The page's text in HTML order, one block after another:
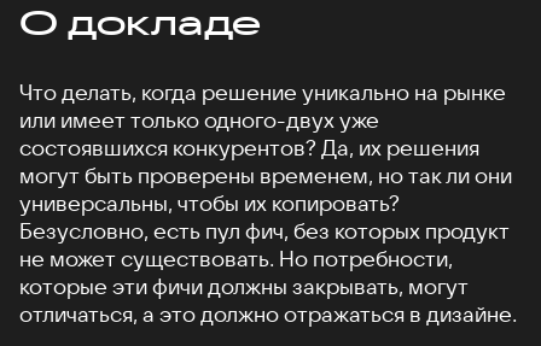
О докладе
Что делать, когда решение уникально на рынке
или имеет только одного-двух уже
состоявшихся конкурентов? Да, их решения
могут быть проверены временем, но так ли они
универсальны, чтобы их копировать?
Безусловно, есть пул фич, без которых продукт
не может существовать. Но потребности,
которые эти фичи должны закрывать, могут
отличаться, а это должно отражаться в дизайне.